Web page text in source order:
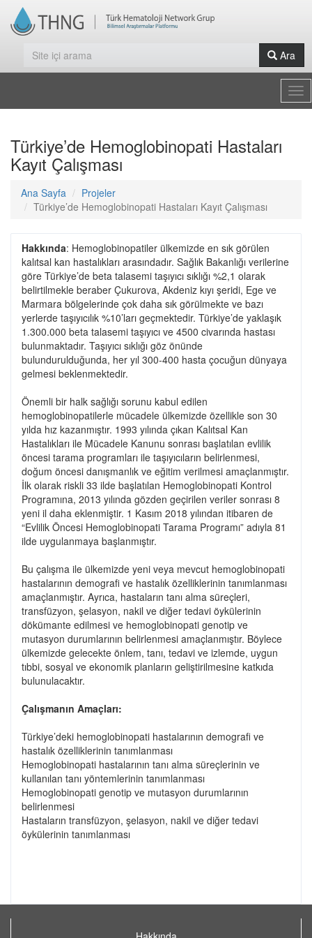
Ara
Türkiye’de Hemoglobinopati Hastaları
Kayıt Çalışması
Ana Sayfa
Projeler
Türkiye’de Hemoglobinopati Hastaları Kayıt Çalışması
Hakkında: Hemoglobinopatiler ülkemizde en sık görülen
kalıtsal kan hastalıkları arasındadır. Sağlık Bakanlığı verilerine
göre Türkiye’de beta talasemi taşıyıcı sıklığı %2,1 olarak
belirtilmekle beraber Çukurova, Akdeniz kıyı şeridi, Ege ve
Marmara bölgelerinde çok daha sık görülmekte ve bazı
yerlerde taşıyıcılık %10’ları geçmektedir. Türkiye’de yaklaşık
1.300.000 beta talasemi taşıyıcı ve 4500 civarında hastası
bulunmaktadır. Taşıyıcı sıklığı göz önünde
bulundurulduğunda, her yıl 300-400 hasta çocuğun dünyaya
gelmesi beklenmektedir.
Önemli bir halk sağlığı sorunu kabul edilen
hemoglobinopatilerle mücadele ülkemizde özellikle son 30
yılda hız kazanmıştır. 1993 yılında çıkan Kalıtsal Kan
Hastalıkları ile Mücadele Kanunu sonrası başlatılan evlilik
öncesi tarama programları ile taşıyıcıların belirlenmesi,
doğum öncesi danışmanlık ve eğitim verilmesi amaçlanmıştır.
İlk olarak riskli 33 ilde başlatılan Hemoglobinopati Kontrol
Programına, 2013 yılında gözden geçirilen veriler sonrası 8
yeni il daha eklenmiştir. 1 Kasım 2018 yılından itibaren de
“Evlilik Öncesi Hemoglobinopati Tarama Programı” adıyla 81
ilde uygulanmaya başlanmıştır.
Bu çalışma ile ülkemizde yeni veya mevcut hemoglobinopati
hastalarının demografi ve hastalık özelliklerinin tanımlanması
amaçlanmıştır. Ayrıca, hastaların tanı alma süreçleri,
transfüzyon, şelasyon, nakil ve diğer tedavi öykülerinin
dökümante edilmesi ve hemoglobinopati genotip ve
mutasyon durumlarının belirlenmesi amaçlanmıştır. Böylece
ülkemizde gelecekte önlem, tanı, tedavi ve izlemde, uygun
tıbbi, sosyal ve ekonomik planların geliştirilmesine katkıda
bulunulacaktır.
Çalışmanın Amaçları:
Türkiye’deki hemoglobinopati hastalarının demografi ve
hastalık özelliklerinin tanımlanması
Hemoglobinopati hastalarının tanı alma süreçlerinin ve
kullanılan tanı yöntemlerinin tanımlanması
Hemoglobinopati genotip ve mutasyon durumlarının
belirlenmesi
Hastaların transfüzyon, şelasyon, nakil ve diğer tedavi
öykülerinin tanımlanması